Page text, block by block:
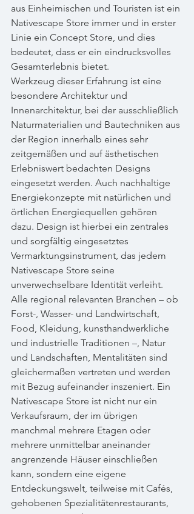
aus Einheimischen und Touristen ist ein
Nativescape Store immer und in erster
Linie ein Concept Store, und dies
bedeutet, dass er ein eindrucksvolles
Gesamterlebnis bietet.
Werkzeug dieser Erfahrung ist eine
besondere Architektur und
Innenarchitektur, bei der ausschließlich
Naturmaterialien und Bautechniken aus
der Region innerhalb eines sehr
zeitgemäßen und auf ästhetischen
Erlebniswert bedachten Designs
eingesetzt werden. Auch nachhaltige
Energiekonzepte mit natürlichen und
örtlichen Energiequellen gehören
dazu. Design ist hierbei ein zentrales
und sorgfältig eingesetztes
Vermarktungsinstrument, das jedem
Nativescape Store seine
unverwechselbare Identität verleiht.
Alle regional relevanten Branchen – ob
Forst-, Wasser- und Landwirtschaft,
Food, Kleidung, kunsthandwerkliche
und industrielle Traditionen –, Natur
und Landschaften, Mentalitäten sind
gleichermaßen vertreten und werden
mit Bezug aufeinander inszeniert. Ein
Nativescape Store ist nicht nur ein
Verkaufsraum, der im übrigen
manchmal mehrere Etagen oder
mehrere unmittelbar aneinander
angrenzende Häuser einschließen
kann, sondern eine eigene
Entdeckungswelt, teilweise mit Cafés,
gehobenen Spezialitätenrestaurants,